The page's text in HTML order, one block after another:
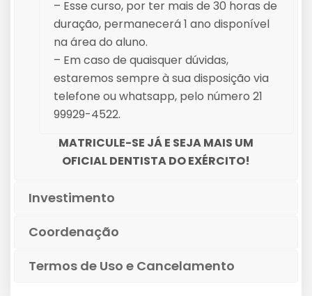
– Esse curso, por ter mais de 30 horas de
duração, permanecerá 1 ano disponível
na área do aluno.
– Em caso de quaisquer dúvidas,
estaremos sempre à sua disposição via
telefone ou whatsapp, pelo número 21
99929-4522.
MATRICULE-SE JÁ E SEJA MAIS UM
OFICIAL DENTISTA DO EXÉRCITO!
Investimento
Coordenação
Termos de Uso e Cancelamento